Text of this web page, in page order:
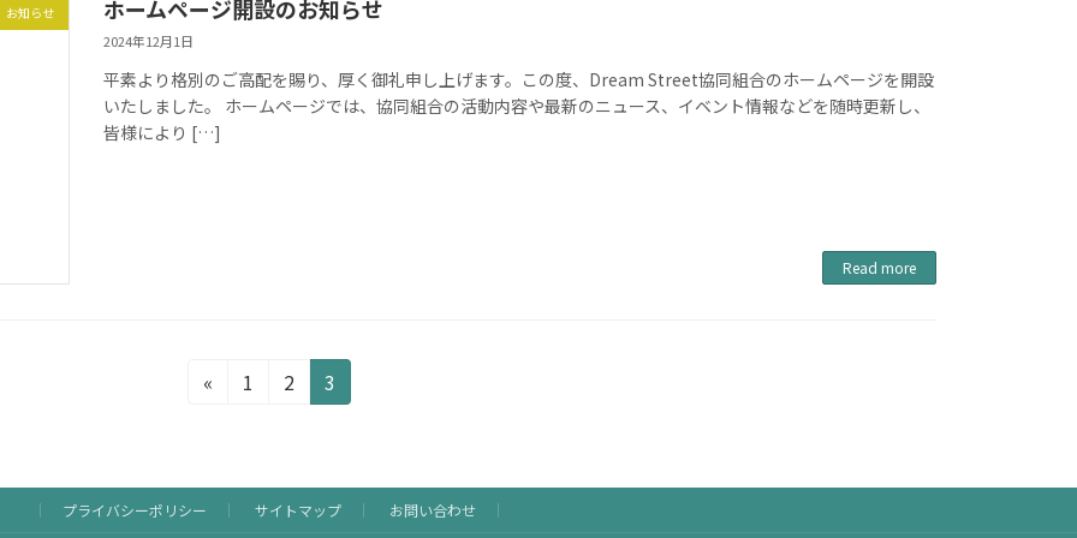
お知らせ ホームページ開設のお知らせ
2024年12月1日
平素より格別のご高配を賜り、厚く御礼申し上げます。この度、Dream Street協同組合のホームページを開設
いたしました。 ホームページでは、協同組合の活動内容や最新のニュース、イベント情報などを随時更新し、
皆様により […]
Read more
« Page
1 Page
2 Page
3
プライバシーポリシー サイトマップ お問い合わせ